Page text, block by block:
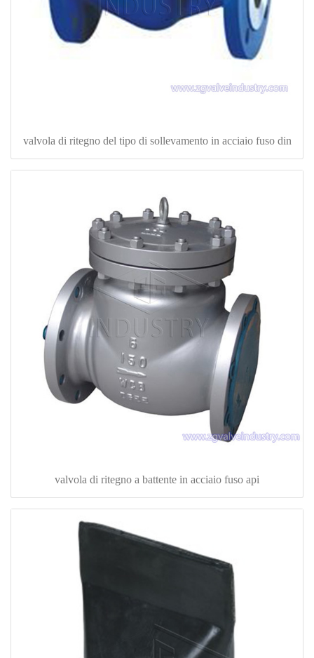
valvola di ritegno del tipo di sollevamento in acciaio fuso din
valvola di ritegno a battente in acciaio fuso api